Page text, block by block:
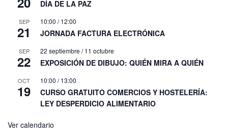
DÍA DE LA PAZ
SEP
21
10:00 /12:00
JORNADA FACTURA ELECTRÓNICA
SEP
22
22 septiembre /11 octubre
EXPOSICIÓN DE DIBUJO: QUIÉN MIRA A QUIÉN
OCT
19
10:00 /13:00
CURSO GRATUITO COMERCIOS Y HOSTELERÍA:
LEY DESPERDICIO ALIMENTARIO
Ver calendario